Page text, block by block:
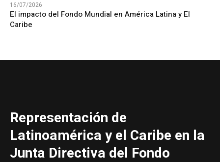
16/07/2026
El impacto del Fondo Mundial en América Latina y El
Caribe
Representación de
Latinoamérica y el Caribe en la
Junta Directiva del Fondo